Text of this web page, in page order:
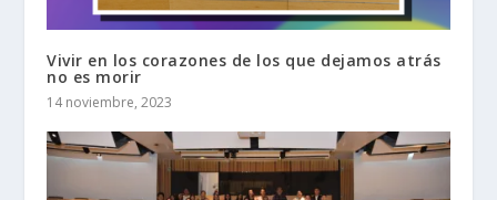
Vivir en los corazones de los que dejamos atrás
no es morir
14 noviembre, 2023